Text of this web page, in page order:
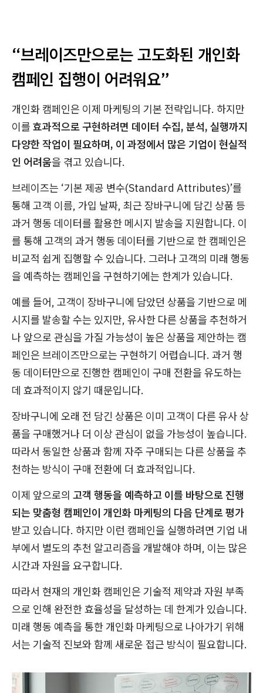
“브레이즈만으로는 고도화된 개인화
캠페인 집행이 어려워요”
개인화 캠페인은 이제 마케팅의 기본 전략입니다. 하지만
이를 효과적으로 구현하려면 데이터 수집, 분석, 실행까지
다양한 작업이 필요하며, 이 과정에서 많은 기업이 현실적
인 어려움을 겪고 있습니다.
브레이즈는 ‘기본 제공 변수(Standard Attributes)’를
통해 고객 이름, 가입 날짜, 최근 장바구니에 담긴 상품 등
과거 행동 데이터를 활용한 메시지 발송을 지원합니다. 이
를 통해 고객의 과거 행동 데이터를 기반으로 한 캠페인은
비교적 쉽게 집행할 수 있습니다. 그러나 고객의 미래 행동
을 예측하는 캠페인을 구현하기에는 한계가 있습니다.
예를 들어, 고객이 장바구니에 담았던 상품을 기반으로 메
시지를 발송할 수는 있지만, 유사한 다른 상품을 추천하거
나 앞으로 관심을 가질 가능성이 높은 상품을 제안하는 캠
페인은 브레이즈만으로는 구현하기 어렵습니다. 과거 행
동 데이터만으로 진행한 캠페인이 구매 전환을 유도하는
데 효과적이지 않기 때문입니다.
장바구니에 오래 전 담긴 상품은 이미 고객이 다른 유사 상
품을 구매했거나 더 이상 관심이 없을 가능성이 높습니다.
따라서 동일한 상품과 함께 자주 구매되는 다른 상품을 추
천하는 방식이 구매 전환에 더 효과적입니다.
이제 앞으로의 고객 행동을 예측하고 이를 바탕으로 진행
되는 맞춤형 캠페인이 개인화 마케팅의 다음 단계로 평가
받고 있습니다. 하지만 이런 캠페인을 실행하려면 기업 내
부에서 별도의 추천 알고리즘을 개발해야 하며, 이는 많은
시간과 자원을 요구합니다.
따라서 현재의 개인화 캠페인은 기술적 제약과 자원 부족
으로 인해 완전한 효율성을 달성하는 데 한계가 있습니다.
미래 행동 예측을 통한 개인화 마케팅으로 나아가기 위해
서는 기술적 진보와 함께 새로운 접근 방식이 필요합니다.